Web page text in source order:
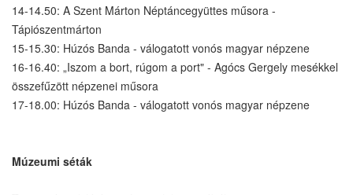
14-14.50: A Szent Márton Néptáncegyüttes műsora -
Tápiószentmárton
15-15.30: Húzós Banda - válogatott vonós magyar népzene
16-16.40: „Iszom a bort, rúgom a port" - Agócs Gergely mesékkel
összefűzött népzenei műsora
17-18.00: Húzós Banda - válogatott vonós magyar népzene
Múzeumi séták